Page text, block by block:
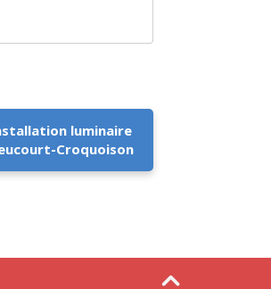
luminaire
Croquoison